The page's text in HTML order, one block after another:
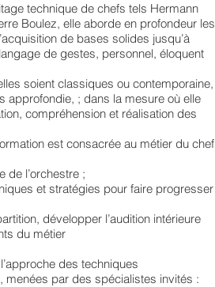
technique de chefs tels Hermann
Boulez, elle aborde en profondeur les
de bases solides jusqu’à
de gestes, personnel, éloquent
soient classiques ou contemporaine,
approfondie, ; dans la mesure où elle
compréhension et réalisation des
est consacrée au métier du chef
de l’orchestre ;
et stratégies pour faire progresser
développer l’audition intérieure
du métier
des techniques
menées par des spécialistes invités :